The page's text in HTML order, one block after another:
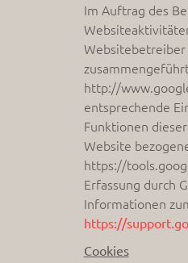
Im Auftrag des
Websitebetreiber
http://
entsprechende
Funktionen
Website
https://
Erfassung durch
Informationen
https://
Cookies